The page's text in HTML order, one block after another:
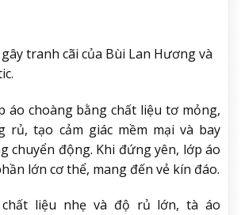
tranh cãi của Bùi Lan Hương và
áo choàng bằng chất liệu tơ mỏng,
rủ, tạo cảm giác mềm mại và bay
chuyển động. Khi đứng yên, lớp áo
lớn cơ thể, mang đến vẻ kín đáo.
liệu nhẹ và độ rủ lớn, tà áo